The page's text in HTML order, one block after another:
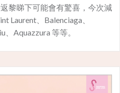
黎睇下可能會有驚喜，今次減
Laurent、Balenciaga、
Aquazzura 等等。